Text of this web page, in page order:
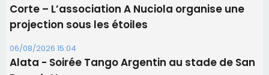
Les brèves